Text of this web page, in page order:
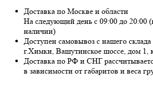
Доставка по Москве и области
На следующий день с 09:00 до 20:00
наличии)
Доступен самовывоз с нашего склада
г.Химки, Вашутинское шоссе, дом 1,
Доставка по РФ и СНГ
в зависимости от габаритов и веса